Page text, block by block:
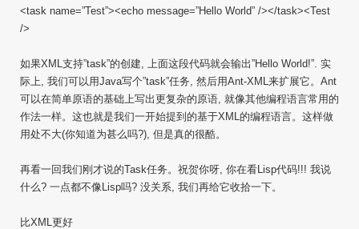
<task name=”Test”><echo message=”Hello World” /></task><Test
/>
如果XML支持”task”的创建, 上面这段代码就会输出”Hello World!”. 实
际上, 我们可以用Java写个”task”任务, 然后用Ant-XML来扩展它。Ant
可以在简单原语的基础上写出更复杂的原语, 就像其他编程语言常用的
作法一样。这也就是我们一开始提到的基于XML的编程语言。这样做
用处不大(你知道为甚么吗?), 但是真的很酷。
再看一回我们刚才说的Task任务。祝贺你呀, 你在看Lisp代码!!! 我说
什么? 一点都不像Lisp吗? 没关系, 我们再给它收拾一下。
比XML更好